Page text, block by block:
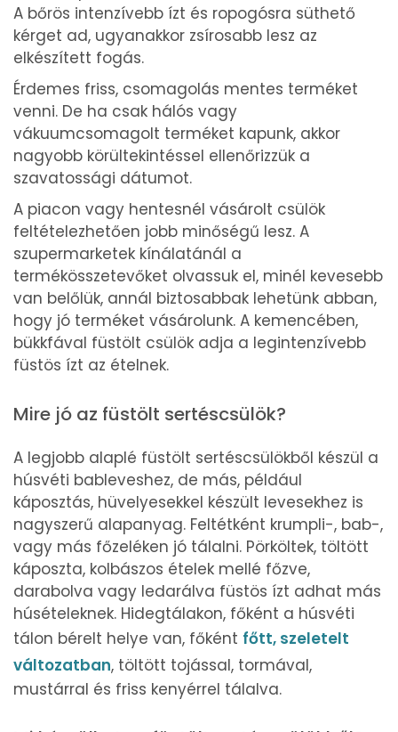
A bőrös intenzívebb ízt és ropogósra süthető
kérget ad, ugyanakkor zsírosabb lesz az
elkészített fogás.
Érdemes friss, csomagolás mentes terméket
venni. De ha csak hálós vagy
vákuumcsomagolt terméket kapunk, akkor
nagyobb körültekintéssel ellenőrizzük a
szavatossági dátumot.
A piacon vagy hentesnél vásárolt csülök
feltételezhetően jobb minőségű lesz. A
szupermarketek kínálatánál a
termékösszetevőket olvassuk el, minél kevesebb
van belőlük, annál biztosabbak lehetünk abban,
hogy jó terméket vásárolunk. A kemencében,
bükkfával füstölt csülök adja a legintenzívebb
füstös ízt az ételnek.
Mire jó az füstölt sertéscsülök?
A legjobb alaplé füstölt sertéscsülökből készül a
húsvéti bableveshez, de más, például
káposztás, hüvelyesekkel készült levesekhez is
nagyszerű alapanyag. Feltétként krumpli-, bab-,
vagy más főzeléken jó tálalni. Pörköltek, töltött
káposzta, kolbászos ételek mellé főzve,
darabolva vagy ledarálva füstös ízt adhat más
húsételeknek. Hidegtálakon, főként a húsvéti
tálon bérelt helye van, főként főtt, szeletelt
változatban, töltött tojással, tormával,
mustárral és friss kenyérrel tálalva.